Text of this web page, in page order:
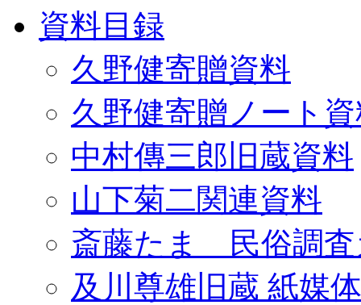
資料目録
久野健寄贈資料
久野健寄贈ノート
中村傳三郎旧蔵資料
山下菊二関連資料
斎藤たま 民俗調査
及川尊雄旧蔵 紙媒